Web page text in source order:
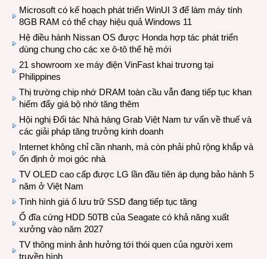
Microsoft có kế hoạch phát triển WinUI 3 để làm máy tính
8GB RAM có thể chạy hiệu quả Windows 11
Hệ điều hành Nissan OS được Honda hợp tác phát triển
dùng chung cho các xe ô-tô thế hệ mới
21 showroom xe máy điện VinFast khai trương tại
Philippines
Thị trường chip nhớ DRAM toàn cầu vẫn đang tiếp tục khan
hiếm đẩy giá bộ nhớ tăng thêm
Hội nghị Đối tác Nhà hàng Grab Việt Nam tư vấn về thuế và
các giải pháp tăng trưởng kinh doanh
Internet không chỉ cần nhanh, mà còn phải phủ rộng khắp và
ổn định ở mọi góc nhà
TV OLED cao cấp được LG lần đầu tiên áp dụng bảo hành 5
năm ở Việt Nam
Tình hình giá ổ lưu trữ SSD đang tiếp tục tăng
Ổ đĩa cứng HDD 50TB của Seagate có khả năng xuất
xưởng vào năm 2027
TV thông minh ảnh hưởng tới thói quen của người xem
truyền hình